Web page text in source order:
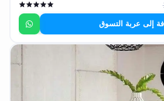
إلى عربة التسوق